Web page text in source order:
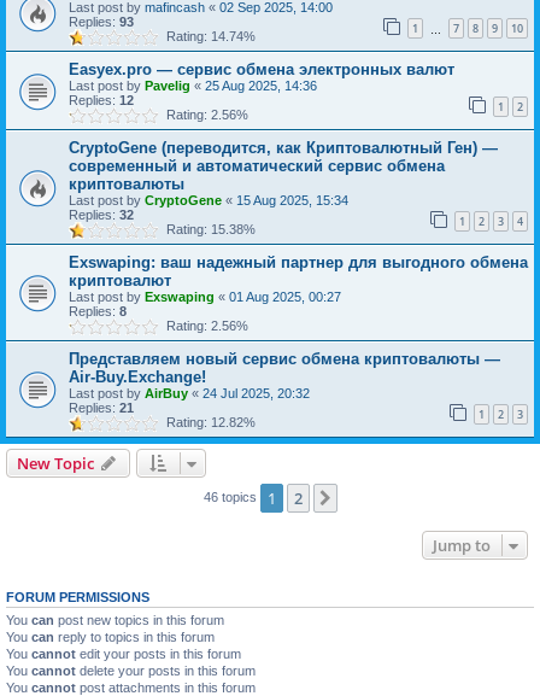
Last post by mafincash « 02 Sep 2025, 14:00
Replies: 93 1 7 8 9 10
Rating: 14.74%
Easyex.pro — сервис обмена электронных валют
Last post by Pavelig « 25 Aug 2025, 14:36
Replies: 12 1 2
Rating: 2.56%
CryptoGene (переводится, как Криптовалютный Ген) —
современный и автоматический сервис обмена
криптовалюты
Last post by CryptoGene « 15 Aug 2025, 15:34
Replies: 32 1 2 3 4
Rating: 15.38%
Exswaping: ваш надежный партнер для выгодного обмена
криптовалют
Last post by Exswaping « 01 Aug 2025, 00:27
Replies: 8
Rating: 2.56%
Представляем новый сервис обмена криптовалюты —
Air-Buy.Exchange!
Last post by AirBuy « 24 Jul 2025, 20:32
Replies: 21 1 2 3
Rating: 12.82%
New Topic
46 topics 1 2
Jump to
FORUM PERMISSIONS
You can post new topics in this forum
You can reply to topics in this forum
You cannot edit your posts in this forum
You cannot delete your posts in this forum
You cannot post attachments in this forum